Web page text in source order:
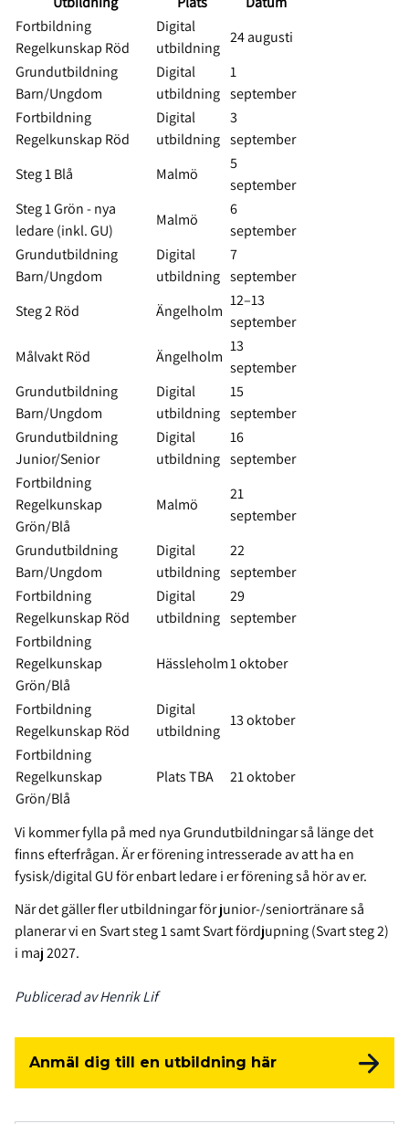
Fortbildning
Regelkunskap Röd
Digital
utbildning
24 augusti
Grundutbildning
Barn/Ungdom
Digital
utbildning
1
september
Fortbildning
Regelkunskap Röd
Digital
utbildning
3
september
Steg 1 Blå
Malmö
5
september
Steg 1 Grön - nya
ledare (inkl. GU)
Malmö
6
september
Grundutbildning
Barn/Ungdom
Digital
utbildning
7
september
Steg 2 Röd
Ängelholm
12–13
september
Målvakt Röd
Ängelholm
13
september
Grundutbildning
Barn/Ungdom
Digital
utbildning
15
september
Grundutbildning
Junior/Senior
Digital
utbildning
16
september
Fortbildning
Regelkunskap
Grön/Blå
Malmö
21
september
Grundutbildning
Barn/Ungdom
Digital
utbildning
22
september
Fortbildning
Regelkunskap Röd
Digital
utbildning
29
september
Fortbildning
Regelkunskap
Grön/Blå
Hässleholm1 oktober
Fortbildning
Regelkunskap Röd
Digital
utbildning
13 oktober
Fortbildning
Regelkunskap
Grön/Blå
Plats TBA 21 oktober
Vi kommer fylla på med nya Grundutbildningar så länge det
finns efterfrågan. Är er förening intresserade av att ha en
fysisk/digital GU för enbart ledare i er förening så hör av er.
När det gäller fler utbildningar för junior-/seniortränare så
planerar vi en Svart steg 1 samt Svart fördjupning (Svart steg 2)
i maj 2027.
Publicerad av Henrik Lif
Anmäl dig till en utbildning här